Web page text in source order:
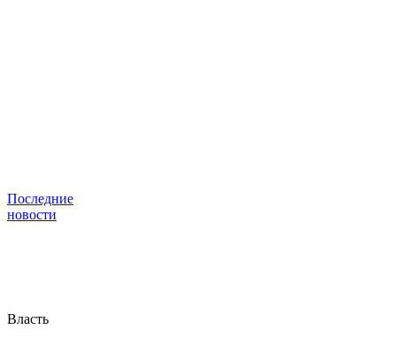
Последние
новости
Власть